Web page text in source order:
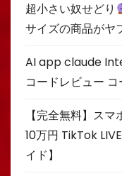
超小さい奴せどり
サイズの商品がヤ
AI app claude
コードレビュー コ
【完全無料】ス
10万円 TikTok
イド】